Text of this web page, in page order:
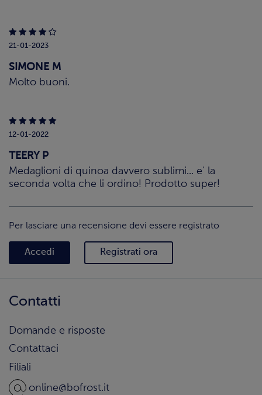
21-01-2023
SIMONE M
Molto buoni.
12-01-2022
TEERY P
Medaglioni di quinoa davvero sublimi... e' la
seconda volta che li ordino! Prodotto super!
Per lasciare una recensione devi essere registrato
Accedi Registrati ora
Contatti
Domande e risposte
Contattaci
Filiali
online@bofrost.it